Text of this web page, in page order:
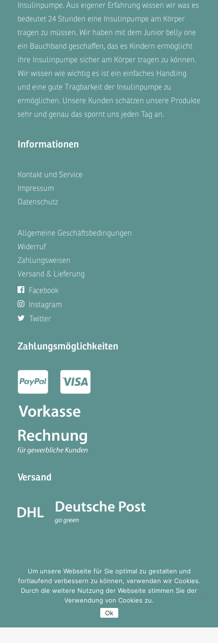
Insulinpumpe. Aus eigener Erfahrung wissen wir was es
bedeutet 24 Stunden eine Insulinpumpe am Körper
tragen zu müssen. Wir haben mit dem Junior belly one
ein Bauchband geschaffen, das es Kindern ermöglicht
ihre Insulinpumpe sicher am Körper tragen zu können.
Wir wissen wie wichtig es ist ein einfaches Handling
und eine gute Tragbarkeit der Insulinpumpe zu
ermöglichen. Unsere Kunden schätzen unsere Produkte
sehr und genau das spornt uns jeden Tag an.
Informationen
Kontakt und Service
Impressum
Datenschutz
Allgemeine Geschäftsbedingungen
Widerruf
Zahlungsweisen
Versand & Lieferung
Facebook
Instagram
Twitter
Zahlungsmöglichkeiten
Versand
© 2026 mellitus one. All rights reserved
Um unsere Webseite für Sie optimal zu gestalten und
fortlaufend verbessern zu können, verwenden wir Cookies.
Durch die weitere Nutzung der Webseite stimmen Sie der
Verwendung von Cookies zu.
Ok